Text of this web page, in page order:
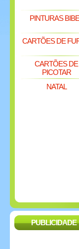
PINTURAS
CARTÕES DE
CARTÕES DE
PICOTAR
NATAL
PUBLICIDADE